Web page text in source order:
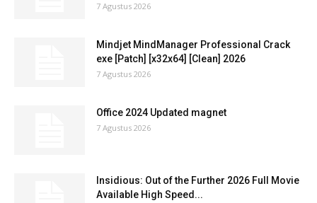
7 Agustus 2026
Mindjet MindManager Professional Crack
exe [Patch] [x32x64] [Clean] 2026
7 Agustus 2026
Office 2024 Updated magnet
7 Agustus 2026
Insidious: Out of the Further 2026 Full Movie
Available High Speed...